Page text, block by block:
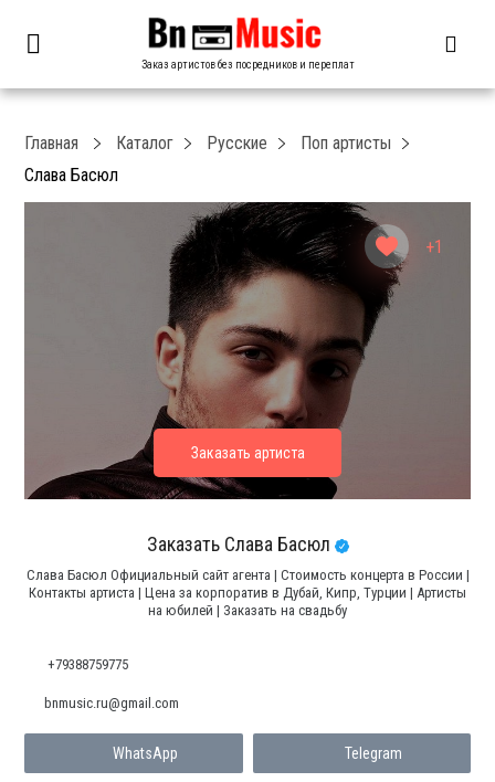
Заказ артистов без посредников и переплат
+1
Главная Каталог Русские
Поп артисты
Слава Басюл
Заказать Слава Басюл
Слава Басюл Официальный сайт агента | Стоимость концерта в России |
Контакты артиста | Цена за корпоратив в Дубай, Кипр, Турции | Артисты
на юбилей | Заказать на свадьбу
+79388759775
WhatsApp Telegram
bnmusic.ru@gmail.com